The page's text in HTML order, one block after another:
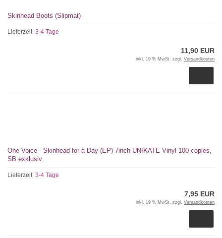
Skinhead Boots (Slipmat)
Lieferzeit: 3-4 Tage
11,90 EUR
inkl. 19 % MwSt. zzgl. Versandkosten
One Voice - Skinhead for a Day (EP) 7inch UNIKATE Vinyl 100 copies,
SB exklusiv
Lieferzeit: 3-4 Tage
7,95 EUR
inkl. 19 % MwSt. zzgl. Versandkosten